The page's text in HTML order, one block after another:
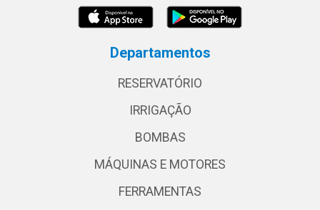
Departamentos
RESERVATÓRIO
IRRIGAÇÃO
BOMBAS
MÁQUINAS E MOTORES
FERRAMENTAS